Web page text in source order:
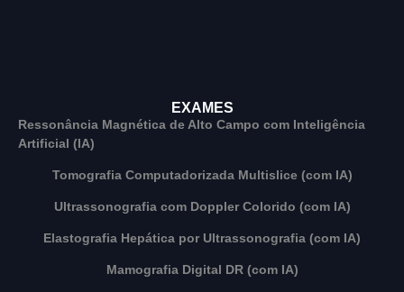
EXAMES
Ressonância Magnética de Alto Campo com Inteligência
Artificial (IA)
Tomografia Computadorizada Multislice (com IA)
Ultrassonografia com Doppler Colorido (com IA)
Elastografia Hepática por Ultrassonografia (com IA)
Mamografia Digital DR (com IA)